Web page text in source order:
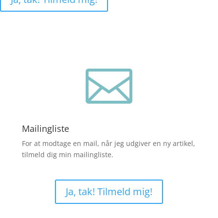

Mailingliste
For at modtage en mail, når jeg udgiver en ny artikel,
tilmeld dig min mailingliste.
Ja, tak! Tilmeld mig!